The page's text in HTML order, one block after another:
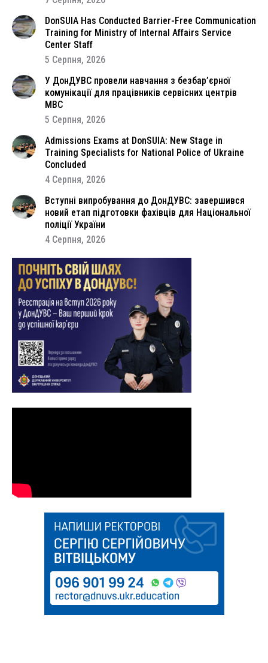
DonSUIA Has Conducted Barrier-Free Communication
Training for Ministry of Internal Affairs Service
Center Staff
5 Серпня, 2026
У ДонДУВС провели навчання з безбар’єрної
комунікації для працівників сервісних центрів
МВС
5 Серпня, 2026
Admissions Exams at DonSUIA: New Stage in
Training Specialists for National Police of Ukraine
Concluded
4 Серпня, 2026
Вступні випробування до ДонДУВС: завершився
новий етап підготовки фахівців для Національної
поліції України
4 Серпня, 2026